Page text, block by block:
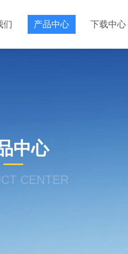
们 产品中心 下载中心
中心
CENTER